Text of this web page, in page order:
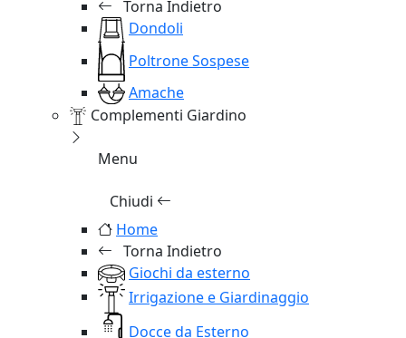
Torna Indietro
Dondoli
Poltrone Sospese
Amache
Complementi Giardino
Menu
Chiudi
Home
Torna Indietro
Giochi da esterno
Irrigazione e Giardinaggio
Docce da Esterno